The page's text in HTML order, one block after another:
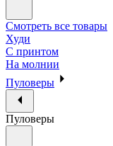
Смотреть все товары
Худи
С принтом
На молнии
Пуловеры
Пуловеры